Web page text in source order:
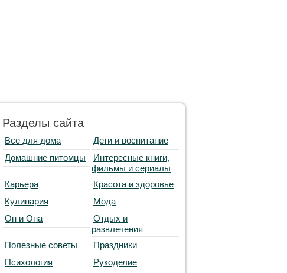
Разделы сайта
Все для дома
Дети и воспитание
Домашние питомцы
Интересные книги,
фильмы и сериалы
Карьера
Красота и здоровье
Кулинария
Мода
Он и Она
Отдых и
развлечения
Полезные советы
Праздники
Психология
Рукоделие